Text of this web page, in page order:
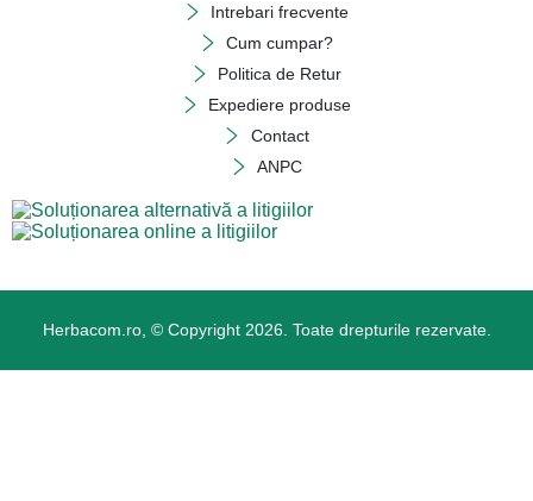
Intrebari frecvente
Cum cumpar?
Politica de Retur
Expediere produse
Contact
ANPC
Herbacom.ro, © Copyright 2026. Toate drepturile rezervate.